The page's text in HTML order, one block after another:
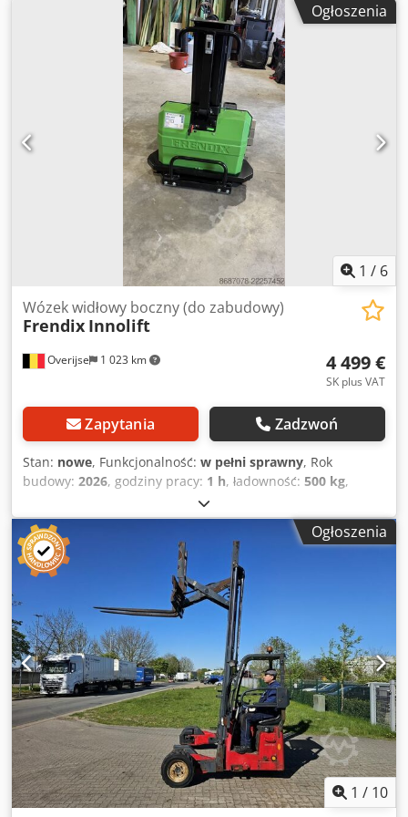
Ogłoszenia
1 / 6
Overijse 1 023 km
Wózek widłowy boczny (do zabudowy)
Frendix Innolift
4 499 €
SK plus VAT
Zapytania Zadzwoń
Stan: nowe, Funkcjonalność: w pełni sprawny, Rok
budowy: 2026, godziny pracy: 1 h, ładowność: 500 kg,
700 mm
palet, Sprzedaję wózek widłowy Innolift IS 600.700 w
doskonałym stanie, używany zaledwie przez około 1
godzinę. Zakupiony w ramach projektu zawodowego, który
ostatecznie nie został zrealizowany, więc urządzenie nie
jest już potrzebne. Jest praktycznie nowe i w pełni
sprawne. Główne cechy: Udźwig: 600 kg Wysokość
podnoszenia: 700 mm Elektryczny system podnoszenia
zasilany akumulatorem Widełki o długości 1170 mm Idealny
do załadunku i rozładunku palet bez windy Kompaktowy,
wytrzymały i łatwy w obsłudze Chedpfx Ajzii Hpok Aea
Urządzenie jest gotowe do użycia i stanowi doskonałą
okazję do zakupu niemal nowego sprzętu w cenie niższej
niż nowy. W razie pytań, chęci zobaczenia zdjęć lub
umówienia się na wizytę, proszę o kontakt. Maszyna
została zakupiona w styczniu za 4895 EUR netto +
platforma za 250 EUR. Cena do negocjacji.
Ogłoszenia
1 / 10